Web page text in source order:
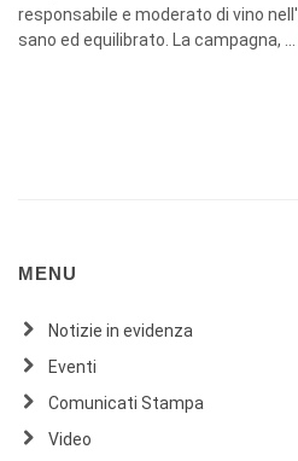
responsabile e moderato di vino
sano ed equilibrato. La campagna, ...
MENU
Notizie in evidenza
Eventi
Comunicati Stampa
Video